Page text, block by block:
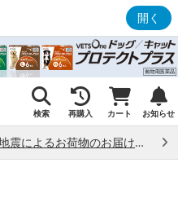
開く
検索 再購入 カート お知らせ
熊本県熊本地方で発生した地震によるお荷物のお届け状況について （7/28）